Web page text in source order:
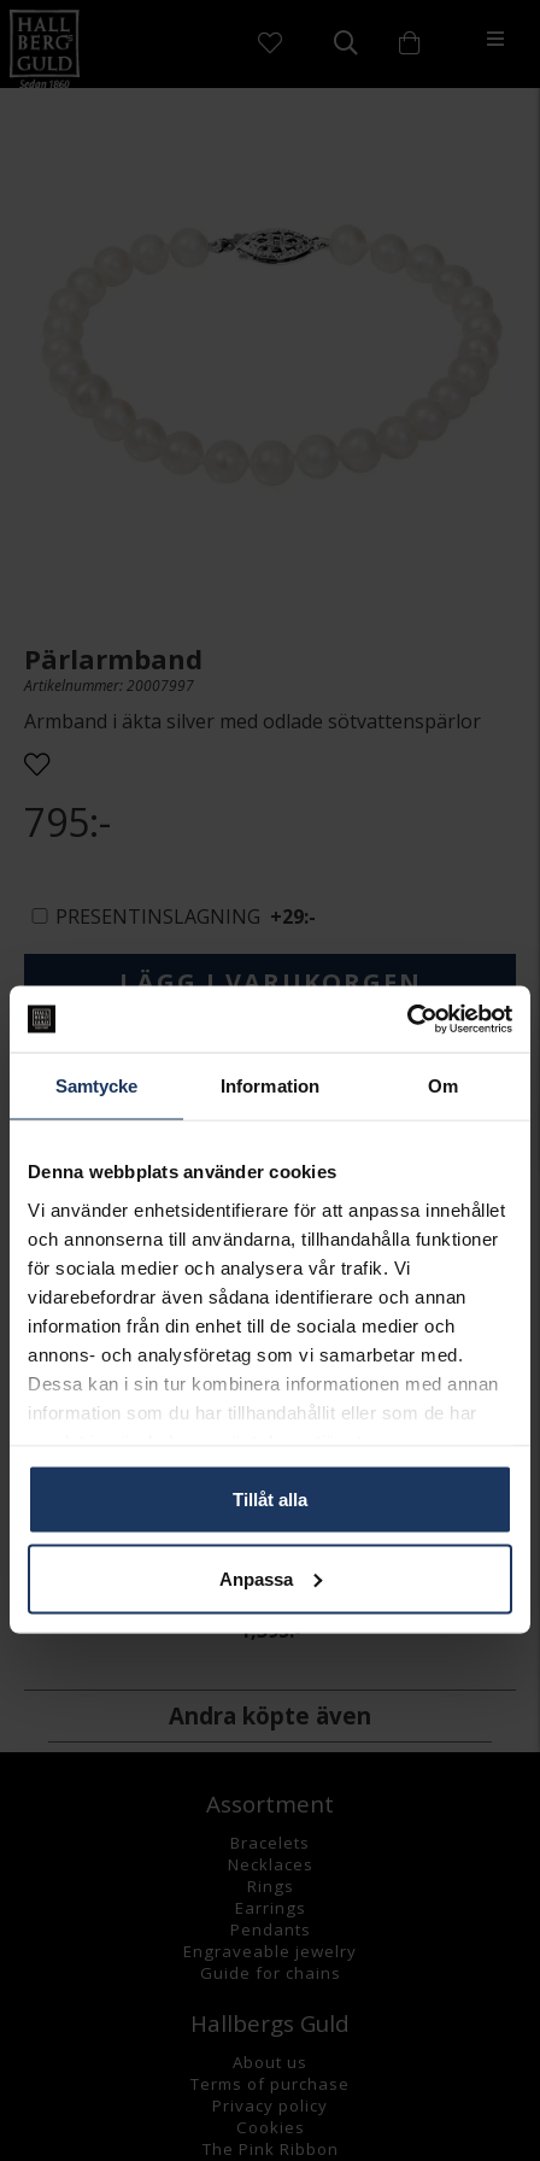
Samtycke Information Om
Denna webbplats använder cookies
Vi använder enhetsidentifierare för att anpassa innehållet
och annonserna till användarna, tillhandahålla funktioner
för sociala medier och analysera vår trafik. Vi
vidarebefordrar även sådana identifierare och annan
information från din enhet till de sociala medier och
annons- och analysföretag som vi samarbetar med.
Dessa kan i sin tur kombinera informationen med annan
information som du har tillhandahållit eller som de har
Tillåt alla
Anpassa
Pärlarmband
Artikelnummer: 20007997
Armband i äkta silver med odlade sötvattenspärlor
795:-
PRESENTINSLAGNING +29:-
LÄGG I VARUKORGEN
Leveranstid 3-7 arbetsdagar.
Matchande produkter och andra varianter
Pärlhalsband 42 cm
HALLBERGS GULD
1,395:-
Andra köpte även
Assortment
Bracelets
Necklaces
Rings
Earrings
Pendants
Engraveable jewelry
Guide for chains
Hallbergs Guld
About us
Terms of purchase
Privacy policy
Cookies
The Pink Ribbon